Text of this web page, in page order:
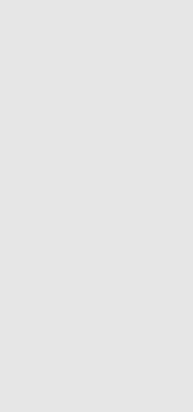
Orígenes